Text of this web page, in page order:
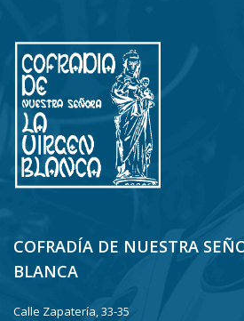
COFRADÍA DE NUESTRA
BLANCA
Calle Zapatería, 33-35